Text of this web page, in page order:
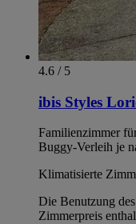
4.6 / 5
ibis Styles
Familienzimmer
Buggy-Verleih je
Klimatisierte
Die Benutzung
Zimmerpreis